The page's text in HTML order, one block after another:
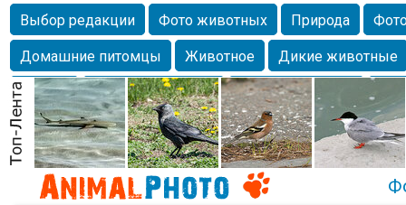
Выбор редакции Фото животных Природа
Домашние питомцы
Животное
Дикие животные
Собаки
Alexanderandronik Млекопитающие
Морда
Собачка Осень Портрет
Домашние
Насекомое
Коты Lebert Дикие птицы Утка